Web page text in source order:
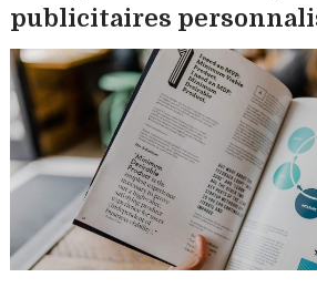
publicitaires